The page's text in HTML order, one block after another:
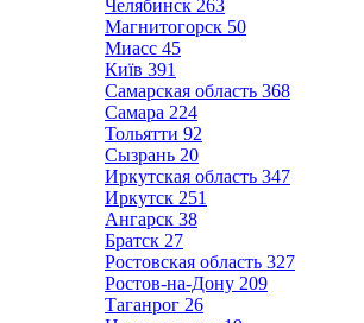
Челябинск 263
Магнитогорск 50
Миасс 45
Київ 391
Самарская область 368
Самара 224
Тольятти 92
Сызрань 20
Иркутская область 347
Иркутск 251
Ангарск 38
Братск 27
Ростовская область 327
Ростов-на-Дону 209
Таганрог 26